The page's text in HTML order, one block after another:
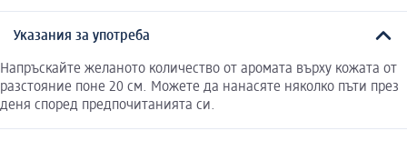
Указания за употреба
Напръскайте желаното количество от аромата върху кожата от
разстояние поне 20 см. Можете да нанасяте няколко пъти през
деня според предпочитанията си.